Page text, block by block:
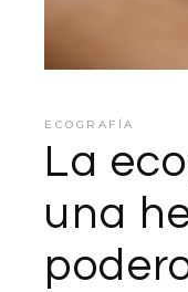
ECOGRAFÍA
La
una